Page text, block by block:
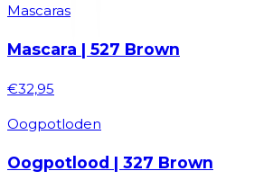
Mascaras
Mascara | 527 Brown
€32,95
Oogpotloden
Oogpotlood | 327 Brown